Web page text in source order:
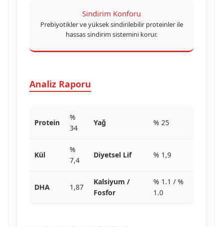
Sindirim Konforu
Prebiyotikler ve yüksek sindirilebilir proteinler ile
hassas sindirim sistemini korur.
Analiz Raporu
Protein
%
34
Yağ % 25
Kül
%
7,4
Diyetsel Lif % 1,9
DHA 1,87
Kalsiyum /
Fosfor
% 1.1 / %
1.0